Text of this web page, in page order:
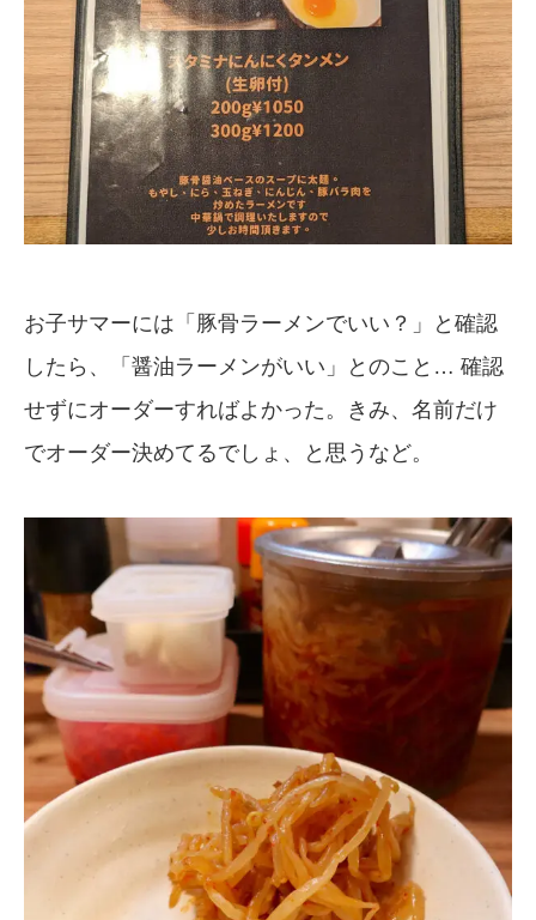
お子サマーには「豚骨ラーメンでいい？」と確認
したら、「醤油ラーメンがいい」とのこと… 確認
せずにオーダーすればよかった。きみ、名前だけ
でオーダー決めてるでしょ、と思うなど。